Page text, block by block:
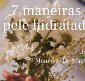
7
pele
7 Maneiras De